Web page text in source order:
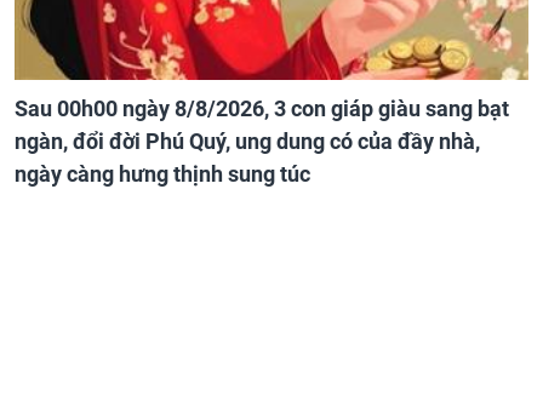
Sau 00h00 ngày 8/8/2026, 3 con giáp giàu sang bạt
ngàn, đổi đời Phú Quý, ung dung có của đầy nhà,
ngày càng hưng thịnh sung túc